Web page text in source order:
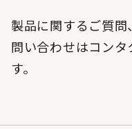
製品に関するご質
問い合わせはコン
す。